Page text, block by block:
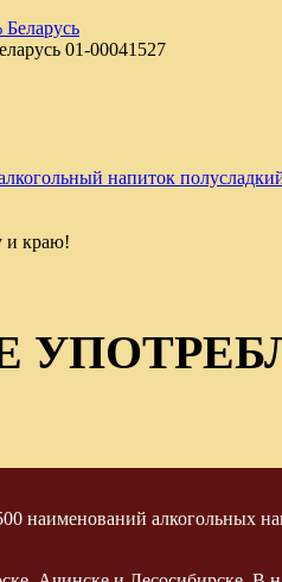
01-00041527
напиток
и краю!
наименований алкогольных